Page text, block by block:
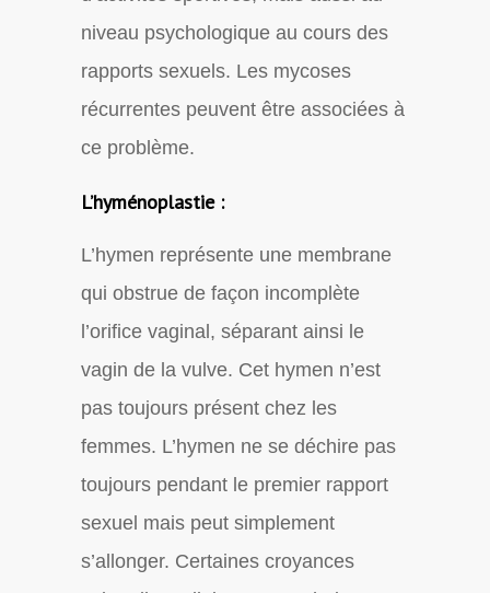
niveau psychologique au cours des
rapports sexuels. Les mycoses
récurrentes peuvent être associées à
ce problème.
L’hyménoplastie :
L’hymen représente une membrane
qui obstrue de façon incomplète
l’orifice vaginal, séparant ainsi le
vagin de la vulve. Cet hymen n’est
pas toujours présent chez les
femmes. L’hymen ne se déchire pas
toujours pendant le premier rapport
sexuel mais peut simplement
s’allonger. Certaines croyances